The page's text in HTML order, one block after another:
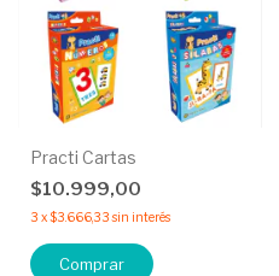
Practi Cartas
$10.999,00
3 x$3.666,33 sin interés
Comprar